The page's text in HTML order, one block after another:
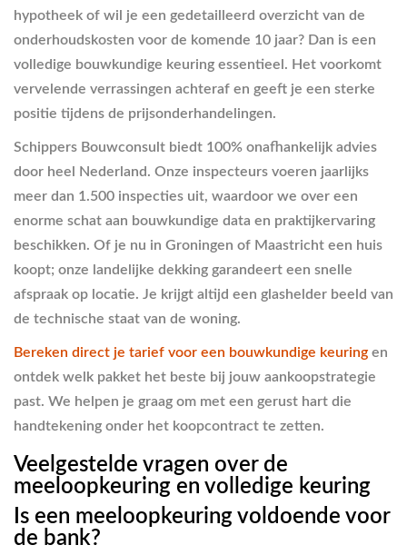
hypotheek of wil je een gedetailleerd overzicht van de
onderhoudskosten voor de komende 10 jaar? Dan is een
volledige bouwkundige keuring essentieel. Het voorkomt
vervelende verrassingen achteraf en geeft je een sterke
positie tijdens de prijsonderhandelingen.
Schippers Bouwconsult biedt 100% onafhankelijk advies
door heel Nederland. Onze inspecteurs voeren jaarlijks
meer dan 1.500 inspecties uit, waardoor we over een
enorme schat aan bouwkundige data en praktijkervaring
beschikken. Of je nu in Groningen of Maastricht een huis
koopt; onze landelijke dekking garandeert een snelle
afspraak op locatie. Je krijgt altijd een glashelder beeld van
de technische staat van de woning.
Bereken direct je tarief voor een bouwkundige keuring en
ontdek welk pakket het beste bij jouw aankoopstrategie
past. We helpen je graag om met een gerust hart die
handtekening onder het koopcontract te zetten.
Veelgestelde vragen over de
meeloopkeuring en volledige keuring
Is een meeloopkeuring voldoende voor
de bank?